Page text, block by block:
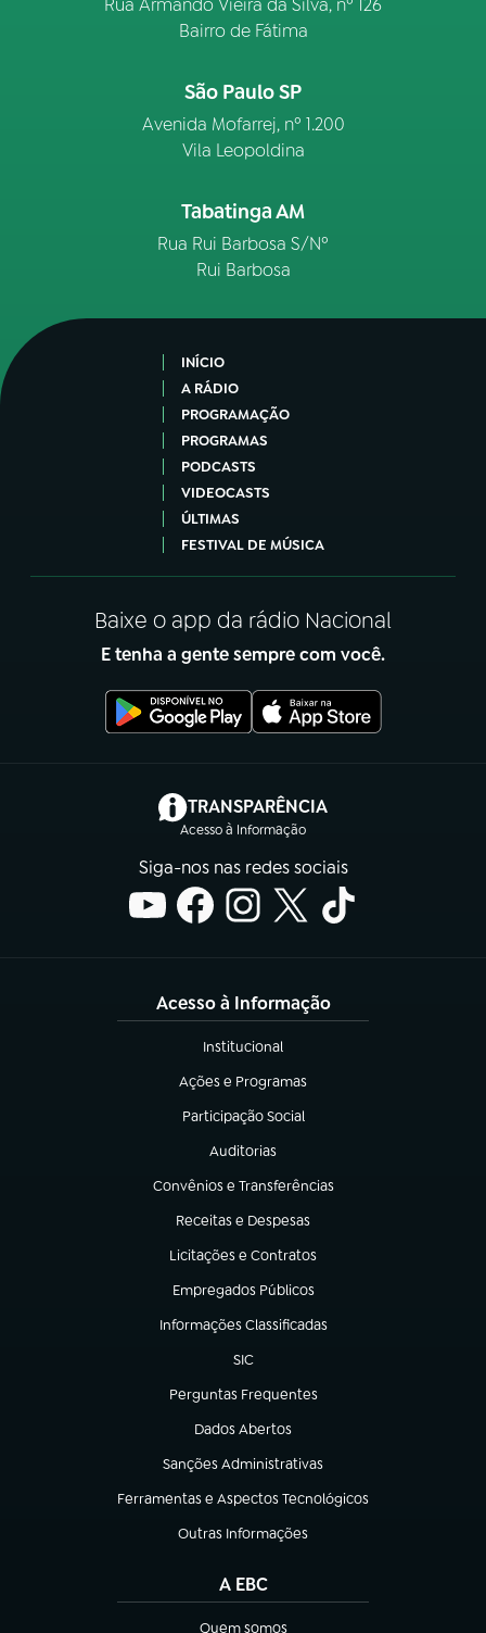
Rua Armando Vieira da Silva, nº 126
Bairro de Fátima
São Paulo SP
Avenida Mofarrej, nº 1.200
Vila Leopoldina
Tabatinga AM
Rua Rui Barbosa S/Nº
Rui Barbosa
INÍCIO
A RÁDIO
PROGRAMAÇÃO
PROGRAMAS
PODCASTS
VIDEOCASTS
ÚLTIMAS
FESTIVAL DE MÚSICA
Baixe o app da rádio Nacional
E tenha a gente sempre com você.
TRANSPARÊNCIA
Acesso à Informação
(abre em nova aba)
Siga-nos nas redes sociais
Acesso à Informação
Institucional
(abre em nova aba)
Ações e Programas
(abre em nova aba)
Participação Social
(abre em nova aba)
Auditorias
(abre em nova aba)
Convênios e Transferências
(abre em nova aba)
Receitas e Despesas
(abre em nova aba)
Licitações e Contratos
(abre em nova aba)
Empregados Públicos
(abre em nova aba)
Informações Classificadas
(abre em nova aba)
SIC
(abre em nova aba)
Perguntas Frequentes
(abre em nova aba)
Dados Abertos
(abre em nova aba)
Sanções Administrativas
(abre em nova aba)
Ferramentas e Aspectos Tecnológicos
(abre em nova aba)
Outras Informações
(abre em nova aba)
A EBC
Quem somos